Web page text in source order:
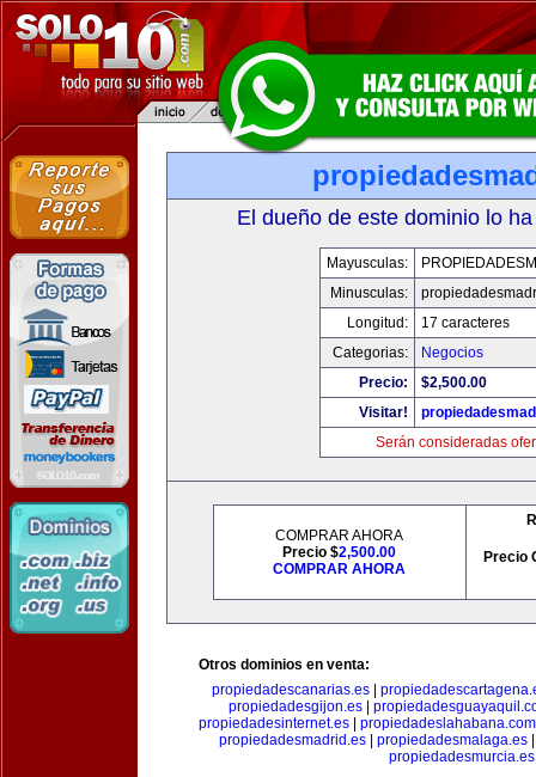
El dueño de este dominio lo
Mayusculas:
Minusculas:
Longitud:
17 caracteres
Categorias:
Negocios
Precio:
$2,500.00
Visitar!
Serán consideradas
COMPRAR AHORA
Precio $2,500.00
COMPRAR AHORA
Precio
Otros dominios en venta:
propiedadescanarias.es|
propiedadesgijon.es
propiedadesinternet.es
propiedadeslahabana.com
propiedadesmadrid.es
propiedadesmalaga.es
propiedadesmurcia.es